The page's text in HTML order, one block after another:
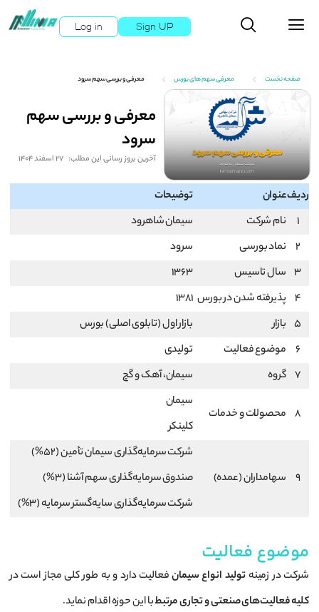
Log in Sign UP
صفحه نخست معرفی سهم های بورس معرفی و بررسی سهم سرود
معرفی و بررسی سهم
سرود
آخرین بروز رسانی این مطلب: 27 اسفند 1404
ردیفعنوان
توضیحات
1
نام شرکت
سیمان شاهرود
2 نماد بورسی
سرود
3 سال تاسیس
1363
4 پذیرفته شدن در بورس 1381
5 بازار
بازار اول (تابلوی اصلی) بورس
6 موضوع فعالیت
تولیدی
7 گروه سيمان، آهک و گچ
8 محصولات و خدمات
سیمان
کلینکر
9 سهامداران (عمده)
شركت سرمايه‌گذاری سيمان تأمين (52%)
صندوق سرمايه‌گذاری سهم آشنا (3%)
شركت سرمايه‌گذاری سايه‌گستر سرمايه (3%)
موضوع فعالیت
شرکت در زمینهتولید انواع سیمانفعالیت دارد و به طور کلی مجاز است در
کلیه فعالیت‌های صنعتی و تجاری مرتبطبا این حوزه اقدام نماید.